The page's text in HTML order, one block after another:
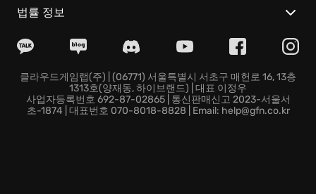
단순한 설정을 넘어 게임 전반에 걸쳐 팽팽한 긴장감을
중간계를 끊김 없이 탐험하며, 골룸의 세계에 몰입해보십
시오.
보통 인간의 상상을 초월하는 골룸의 민첩성과 지략을 활
법률 정보
클라우드게임랩(주) | (06771) 서울특별시 서초구 매헌로 16, 13층
1313호(양재동, 하이브랜드) | 대표 이정우
사업자등록번호 692-87-02865 | 통신판매신고 2023-서울서
초-1874 | 대표번호 070-8018-8828 | Email: help@gfn.co.kr